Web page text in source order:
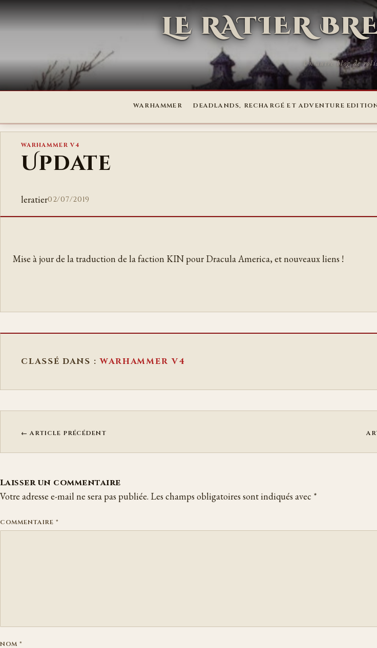
LE RATIER
Un autre blog de
WARHAMMER DEADLANDS, RECHARGÉ ET ADVENTURE
WARHAMMER V4
Update
leratier02/07/2019
Mise à jour de la traduction de la faction KIN pour Dracula America, et nouveaux liens !
CLASSÉ DANS :WARHAMMER V4
← ARTICLE PRÉCÉDENT
Laisser un commentaire
Votre adresse e-mail ne sera pas publiée. Les champs obligatoires sont indiqués avec *
COMMENTAIRE *
NOM *